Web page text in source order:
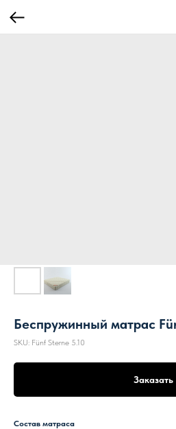
Беспружинный матрас
SKU: Fünf Sterne 5.10
Заказать
Состав матраса